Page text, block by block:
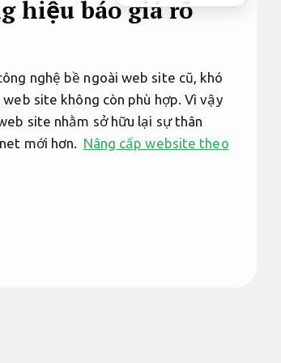
hiệu báo giá rõ
nghệ bề ngoài web site cũ, khó
site không còn phù hợp. Vì vậy
site nhằm sở hữu lại sự thân
mới hơn. Nâng cấp website theo